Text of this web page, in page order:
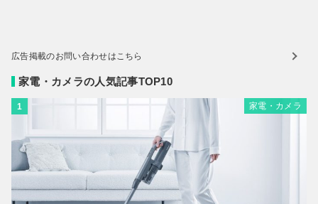
広告掲載のお問い合わせはこちら
家電・カメラの人気記事TOP10
1 家電・カメラ